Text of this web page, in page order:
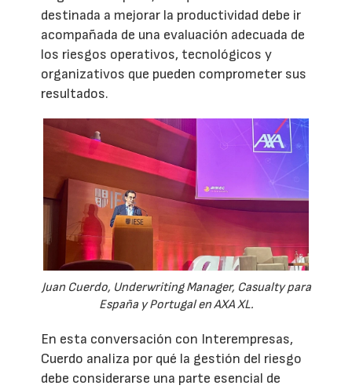
destinada a mejorar la productividad debe ir
acompañada de una evaluación adecuada de
los riesgos operativos, tecnológicos y
organizativos que pueden comprometer sus
resultados.
Juan Cuerdo, Underwriting Manager, Casualty para
España y Portugal en AXA XL.
En esta conversación con Interempresas,
Cuerdo analiza por qué la gestión del riesgo
debe considerarse una parte esencial de